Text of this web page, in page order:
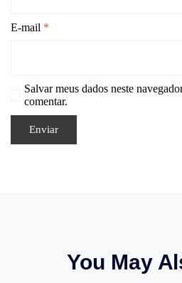
E-mail *
Salvar meus dados neste
comentar.
You May